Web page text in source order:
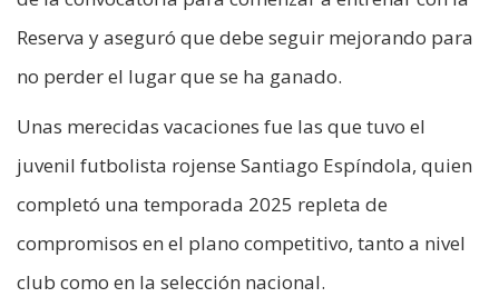
Reserva y aseguró que debe seguir mejorando para
no perder el lugar que se ha ganado.
Unas merecidas vacaciones fue las que tuvo el
juvenil futbolista rojense Santiago Espíndola, quien
completó una temporada 2025 repleta de
compromisos en el plano competitivo, tanto a nivel
club como en la selección nacional.